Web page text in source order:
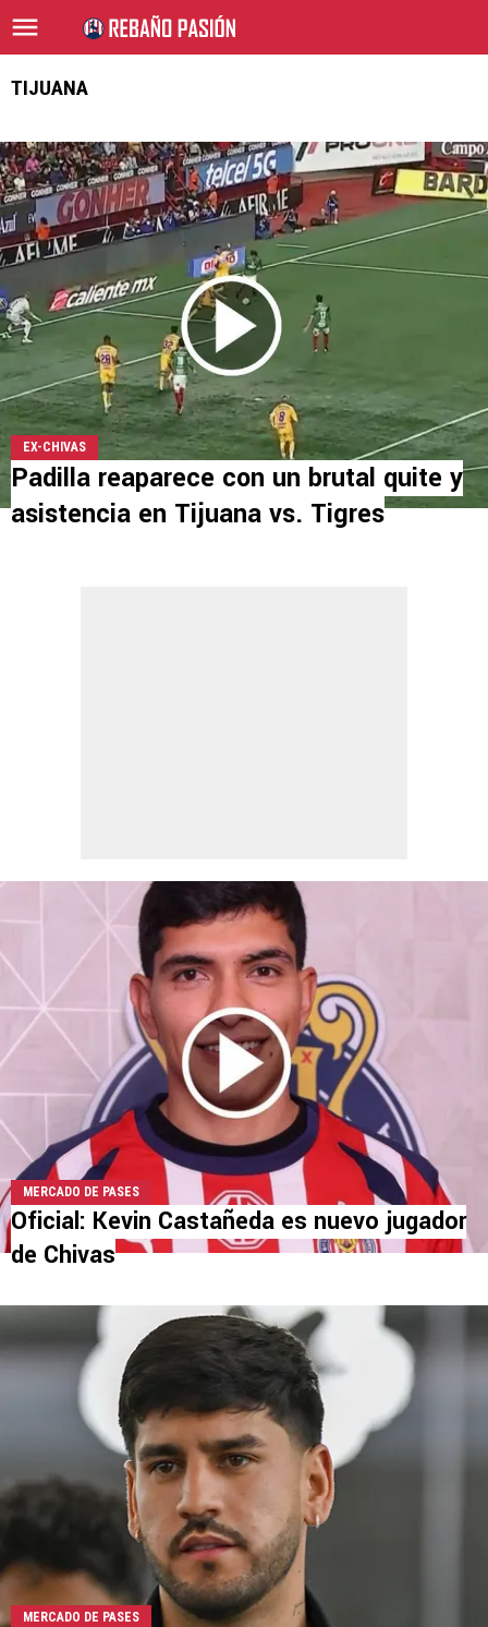
TIJUANA
EX-CHIVAS
Padilla reaparece con un brutal quite y
asistencia en Tijuana vs. Tigres
MERCADO DE PASES
Oficial: Kevin Castañeda es nuevo jugador
de Chivas
MERCADO DE PASES